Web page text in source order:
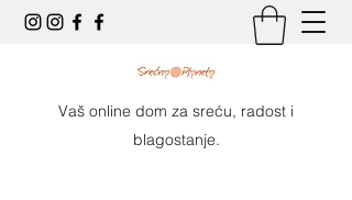
Vaš online dom za sreću, radost i
blagostanje.